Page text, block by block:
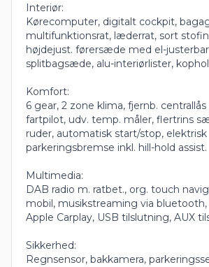
Interiør:
Kørecomputer, digitalt cockpit,
multifunktionsrat, læderrat, sort
højdejust. førersæde med el-
splitbagsæde, alu-interiørlister,
Komfort:
6 gear, 2 zone klima, fjernb.
fartpilot, udv. temp. måler, flertrins
ruder, automatisk start/stop, elektrisk
parkeringsbremse inkl. hill-hold assist.
Multimedia:
DAB radio m. ratbet., org. touch
mobil, musikstreaming via
Apple Carplay, USB tilslutning, AUX
Sikkerhed:
Regnsensor, bakkamera,